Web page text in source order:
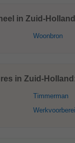
in Zuid-
Woonbron
in Zuid-
Timmerman